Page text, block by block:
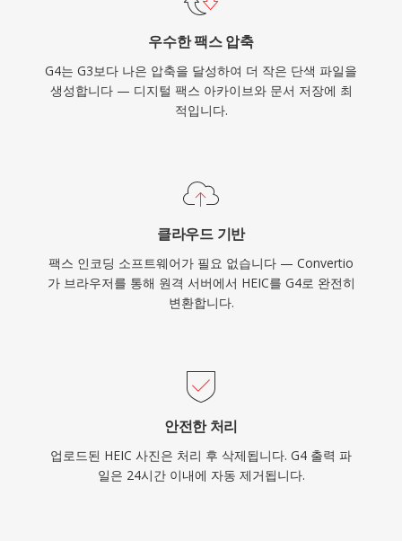
우수한 팩스 압축
G4는 G3보다 나은 압축을 달성하여 더 작은 단색 파일을
생성합니다 — 디지털 팩스 아카이브와 문서 저장에 최
적입니다.
클라우드 기반
팩스 인코딩 소프트웨어가 필요 없습니다 — Convertio
가 브라우저를 통해 원격 서버에서 HEIC를 G4로 완전히
변환합니다.
안전한 처리
업로드된 HEIC 사진은 처리 후 삭제됩니다. G4 출력 파
일은 24시간 이내에 자동 제거됩니다.